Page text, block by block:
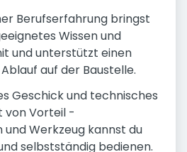
Berufserfahrung bringst
Wissen und
und unterstützt einen
auf der Baustelle.
Geschick und technisches
von Vorteil -
und Werkzeug kannst du
selbstständig bedienen.